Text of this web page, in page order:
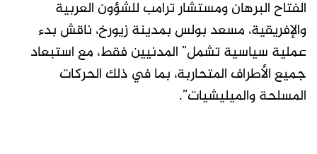
الفتاح البرهان ومستشار ترامب للشؤون العربية
والإفريقية، مسعد بولس بمدينة زيورخ، ناقش بدء
عملية سياسية تشمل” المدنيين فقط، مع استبعاد
جميع الأطراف المتحاربة، بما في ذلك الحركات
المسلحة والميليشيات”.